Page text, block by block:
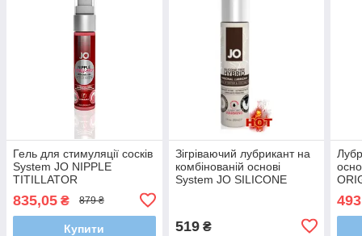
Гель для стимуляції сосків
System JO NIPPLE
TITILLATOR
835,05 ₴ 879 ₴
Купити
Зігріваючий лубрикант на
комбінованій основі
System JO SILICONE
519₴